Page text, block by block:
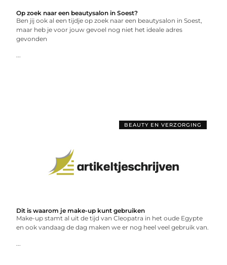
Op zoek naar een beautysalon in Soest?
Ben jij ook al een tijdje op zoek naar een beautysalon in Soest,
maar heb je voor jouw gevoel nog niet het ideale adres
gevonden
...
BEAUTY EN VERZORGING
Dit is waarom je make-up kunt gebruiken
Make-up stamt al uit de tijd van Cleopatra in het oude Egypte
en ook vandaag de dag maken we er nog heel veel gebruik van.
...